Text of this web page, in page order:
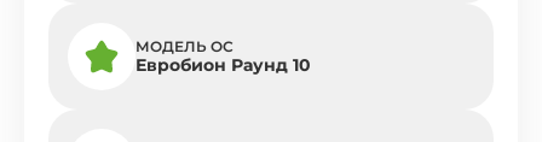
МОДЕЛЬ ОС
Евробион Раунд 10